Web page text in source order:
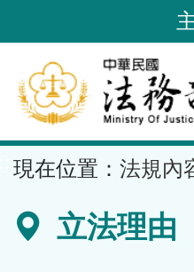
到
要
內
容
區
現在位置： 法規內
立法理由